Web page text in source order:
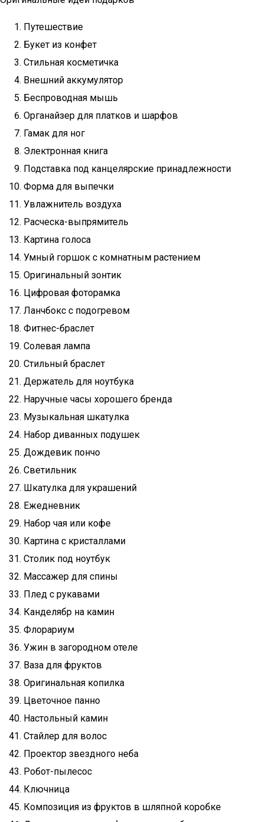
Путешествие
Букет из конфет
Стильная косметичка
Внешний аккумулятор
Беспроводная мышь
Органайзер для платков и шарфов
Гамак для ног
Электронная книга
Подставка под канцелярские принадлежности
Форма для выпечки
Увлажнитель воздуха
Расческа-выпрямитель
Картина голоса
Умный горшок с комнатным растением
Оригинальный зонтик
Цифровая фоторамка
Ланчбокс с подогревом
Фитнес-браслет
Солевая лампа
Стильный браслет
Держатель для ноутбука
Наручные часы хорошего бренда
Музыкальная шкатулка
Набор диванных подушек
Дождевик пончо
Светильник
Шкатулка для украшений
Ежедневник
Набор чая или кофе
Картина с кристаллами
Столик под ноутбук
Массажер для спины
Плед с рукавами
Канделябр на камин
Флорариум
Ужин в загородном отеле
Ваза для фруктов
Оригинальная копилка
Цветочное панно
Настольный камин
Стайлер для волос
Проектор звездного неба
Робот-пылесос
Ключница
Композиция из фруктов в шляпной коробке